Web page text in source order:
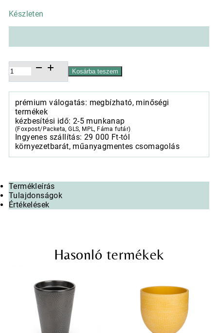
Készleten
Kerámia
kaspó,
Silvus
szürke
ezüst,
17x17cm
mennyiség
Kosárba teszem
prémium válogatás: megbízható, minőségi
termékek
kézbesítési idő: 2-5 munkanap
(Foxpost/Packeta, GLS, MPL, Fáma futár)
Ingyenes szállítás: 29 000 Ft-tól
környezetbarát, műanyagmentes csomagolás
Termékleírás
Tulajdonságok
Értékelések
Hasonló termékek